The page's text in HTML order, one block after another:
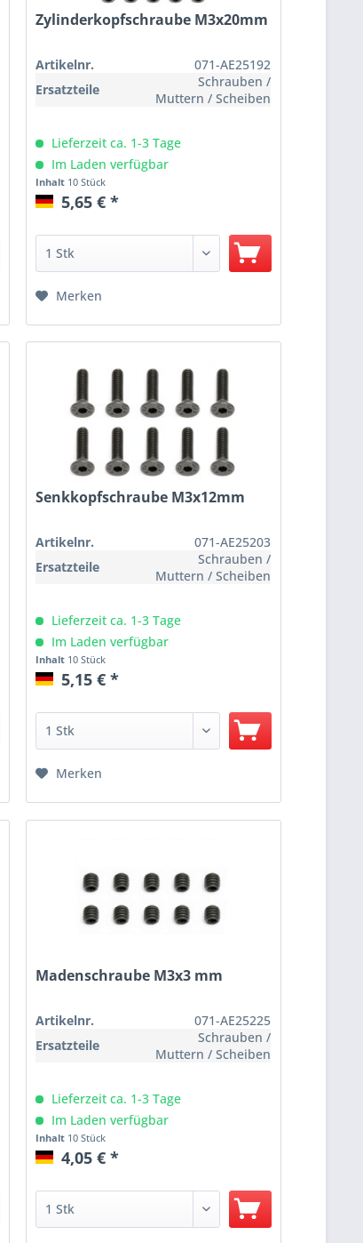
Zylinderkopfschraube M3x20mm
Artikelnr.
071-AE25192
Ersatzteile
Schrauben /
Muttern / Scheiben
Lieferzeit ca. 1-3 Tage
Im Laden verfügbar
Inhalt 10 Stück
5,65 € *
Merken
Senkkopfschraube M3x12mm
Artikelnr.
071-AE25203
Ersatzteile
Schrauben /
Muttern / Scheiben
Lieferzeit ca. 1-3 Tage
Im Laden verfügbar
Inhalt 10 Stück
5,15 € *
Merken
Madenschraube M3x3 mm
Artikelnr.
071-AE25225
Ersatzteile
Schrauben /
Muttern / Scheiben
Lieferzeit ca. 1-3 Tage
Im Laden verfügbar
Inhalt 10 Stück
4,05 € *